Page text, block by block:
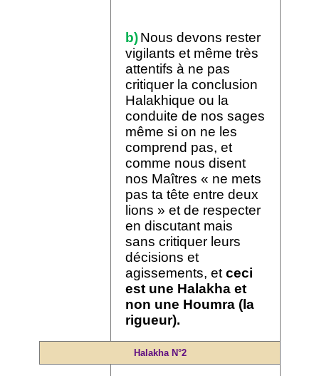
b)Nous devons rester
vigilants et même très
attentifs à ne pas
critiquer la conclusion
Halakhique ou la
conduite de nos sages
même si on ne les
comprend pas, et
comme nous disent
nos Maîtres « ne mets
pas ta tête entre deux
lions » et de respecter
en discutant mais
sans critiquer leurs
décisions et
agissements, et ceci
est une Halakha et
non une Houmra (la
rigueur).
Halakha N°2